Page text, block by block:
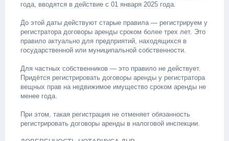
года, вводятся в действие с 01 января 2025 года.
До этой даты действуют старые правила — регистрируем у
регистратора договоры аренды сроком более трех лет. Это
правило актуально для предприятий, находящихся в
государственной или муниципальной собственности.
Для частных собственников — это правило не действует.
Придётся регистрировать договоры аренды у регистратора
вещных прав на недвижимое имущество сроком аренды не
менее года.
При этом, такая регистрация не отменяет обязанность
регистрировать договоры аренды в налоговой инспекции.